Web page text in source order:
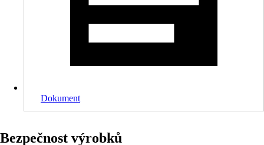
Dokument
Bezpečnost výrobků